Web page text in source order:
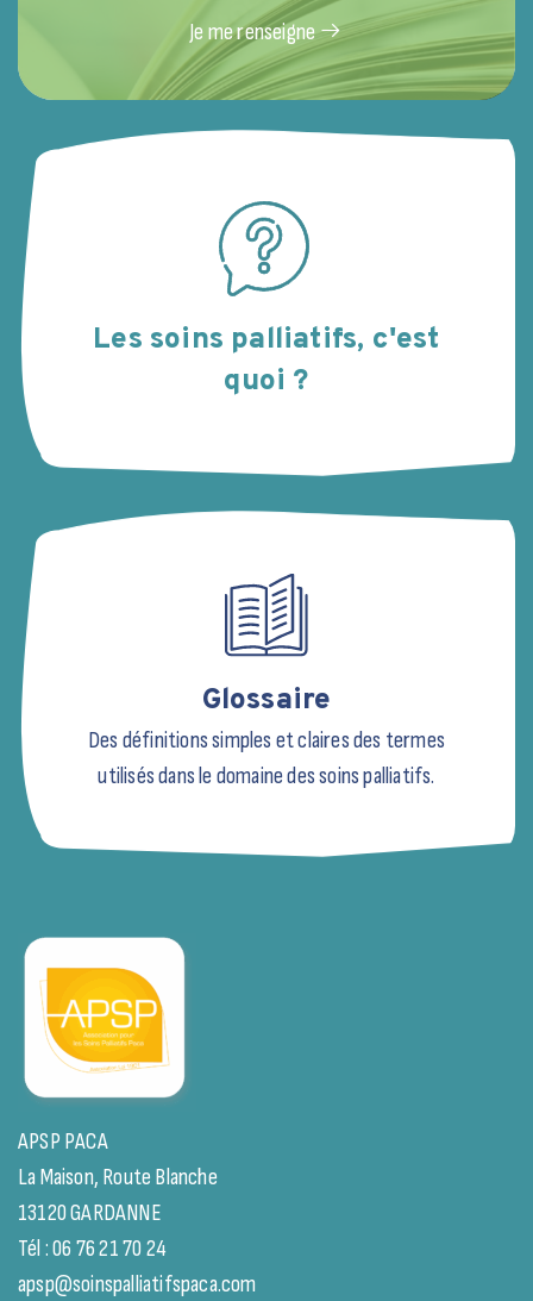
Je me renseigne
Les soins palliatifs, c'est
quoi ?
Glossaire
Des définitions simples et claires des termes
utilisés dans le domaine des soins palliatifs.
APSP PACA
La Maison, Route Blanche
13120 GARDANNE
Tél : 06 76 21 70 24
apsp@soinspalliatifspaca.com